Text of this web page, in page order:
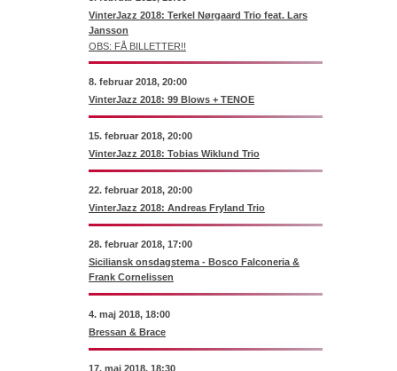
VinterJazz 2018: Terkel Nørgaard Trio feat. Lars
Jansson
OBS: FÅ BILLETTER!!
8. februar 2018, 20:00
VinterJazz 2018: 99 Blows + TENOE
15. februar 2018, 20:00
VinterJazz 2018: Tobias Wiklund Trio
22. februar 2018, 20:00
VinterJazz 2018: Andreas Fryland Trio
28. februar 2018, 17:00
Siciliansk onsdagstema - Bosco Falconeria &
Frank Cornelissen
4. maj 2018, 18:00
Bressan & Brace
17. maj 2018, 18:30